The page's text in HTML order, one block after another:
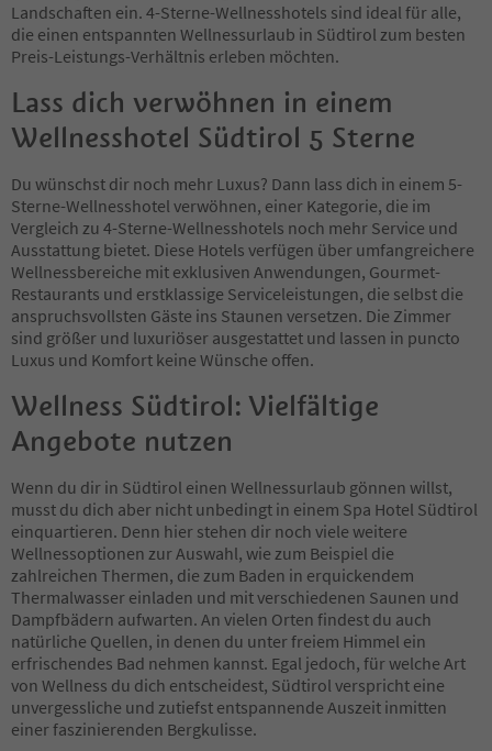
Landschaften ein. 4-Sterne-Wellnesshotels sind ideal für alle,
die einen entspannten Wellnessurlaub in Südtirol zum besten
Preis-Leistungs-Verhältnis erleben möchten.
Lass dich verwöhnen in einem
Wellnesshotel Südtirol 5 Sterne
Du wünschst dir noch mehr Luxus? Dann lass dich in einem 5-
Sterne-Wellnesshotel verwöhnen, einer Kategorie, die im
Vergleich zu 4-Sterne-Wellnesshotels noch mehr Service und
Ausstattung bietet. Diese Hotels verfügen über umfangreichere
Wellnessbereiche mit exklusiven Anwendungen, Gourmet-
Restaurants und erstklassige Serviceleistungen, die selbst die
anspruchsvollsten Gäste ins Staunen versetzen. Die Zimmer
sind größer und luxuriöser ausgestattet und lassen in puncto
Luxus und Komfort keine Wünsche offen.
Wellness Südtirol: Vielfältige
Angebote nutzen
Wenn du dir in Südtirol einen Wellnessurlaub gönnen willst,
musst du dich aber nicht unbedingt in einem Spa Hotel Südtirol
einquartieren. Denn hier stehen dir noch viele weitere
Wellnessoptionen zur Auswahl, wie zum Beispiel die
zahlreichen Thermen, die zum Baden in erquickendem
Thermalwasser einladen und mit verschiedenen Saunen und
Dampfbädern aufwarten. An vielen Orten findest du auch
natürliche Quellen, in denen du unter freiem Himmel ein
erfrischendes Bad nehmen kannst. Egal jedoch, für welche Art
von Wellness du dich entscheidest, Südtirol verspricht eine
unvergessliche und zutiefst entspannende Auszeit inmitten
einer faszinierenden Bergkulisse.